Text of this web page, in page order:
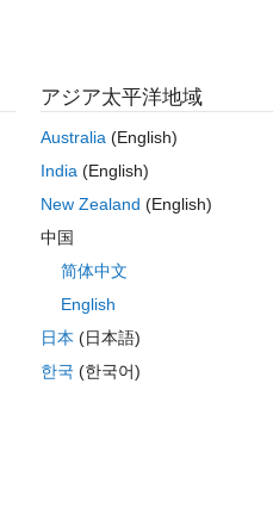
する。
質問済み:
2024 年 8 月 6 日
回答済み:
アジア太平洋地域
Australia(English)
India(English)
New Zealand (English)
中国
简体中文
English
日本 (日本語)
한국 (한국어)